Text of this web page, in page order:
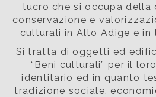
lucro che si occupa della
conservazione e
culturali in Alto Adige e in
Si tratta di oggetti ed
“Beni culturali” per il
identitario ed in quanto
tradizione sociale,